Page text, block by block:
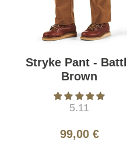
Stryke Pant -
Brown
5.11
99,00 €